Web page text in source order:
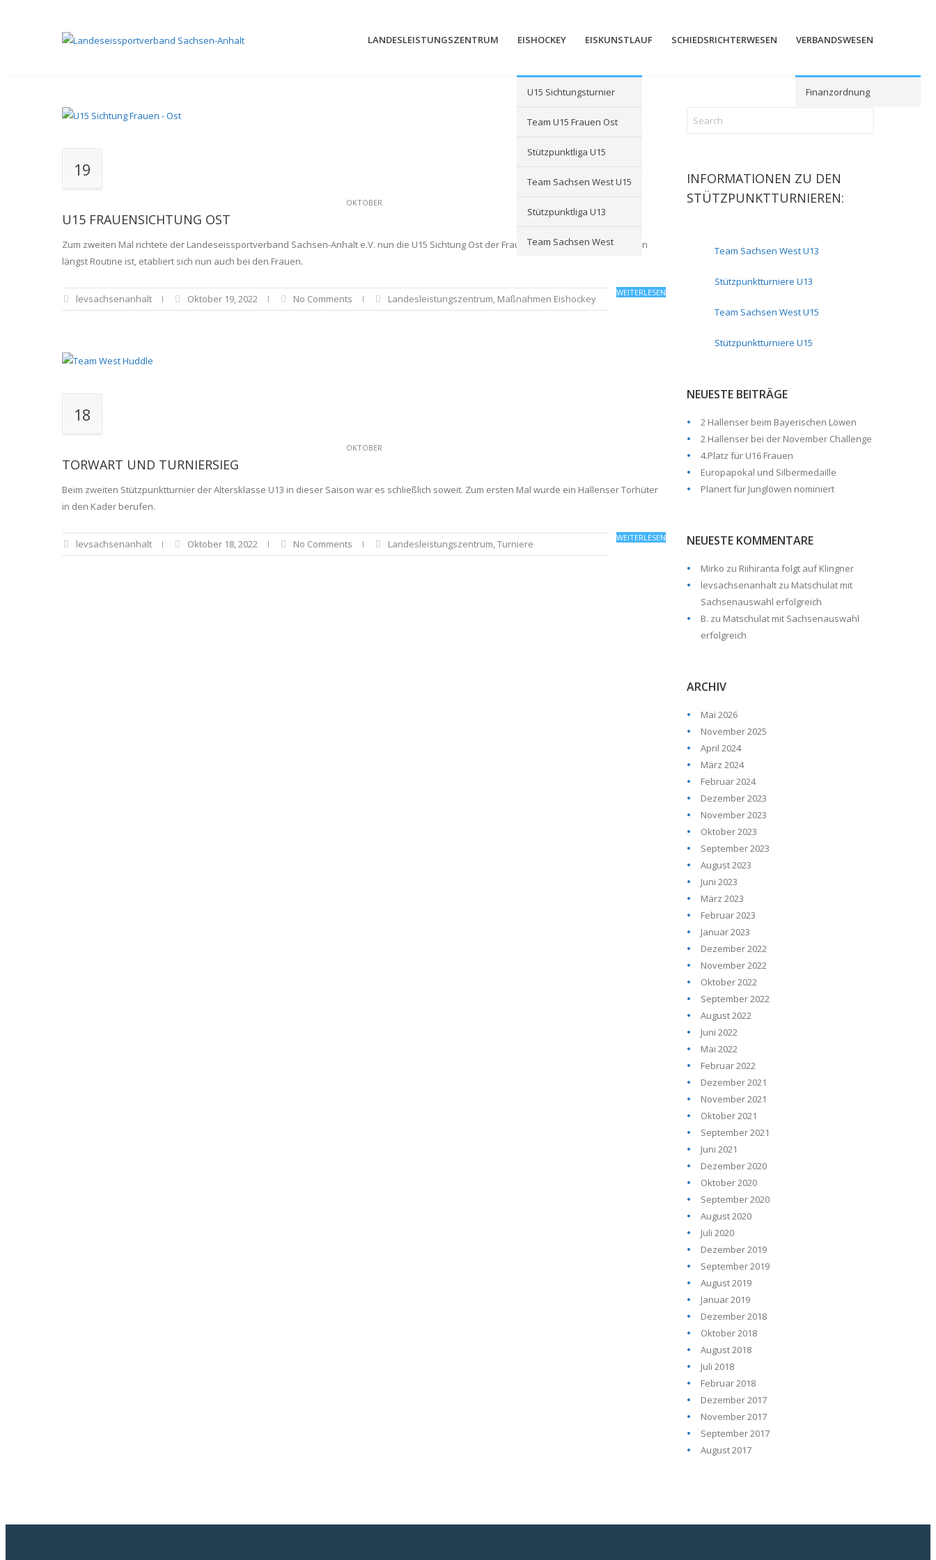
LANDESLEISTUNGSZENTRUM EISHOCKEY
U15 Sichtungsturnier
Team U15 Frauen Ost
Stützpunktliga U15
Team Sachsen West U15
Stützpunktliga U13
Team Sachsen West
EISKUNSTLAUF SCHIEDSRICHTERWESEN VERBANDSWESEN
Finanzordnung
19
OKTOBER
U15 FRAUENSICHTUNG OST
Zum zweiten Mal richtete der Landeseissportverband Sachsen-Anhalt e.V. nun die U15 Sichtung Ost der Frauen aus. Was bei den Männern
längst Routine ist, etabliert sich nun auch bei den Frauen.
WEITERLESEN
levsachsenanhalt Oktober 19, 2022 No Comments Landesleistungszentrum, Maßnahmen Eishockey
18
OKTOBER
TORWART UND TURNIERSIEG
Beim zweiten Stützpunktturnier der Altersklasse U13 in dieser Saison war es schließlich soweit. Zum ersten Mal wurde ein Hallenser Torhüter
in den Kader berufen.
WEITERLESEN
levsachsenanhalt Oktober 18, 2022 No Comments Landesleistungszentrum,Turniere
INFORMATIONEN ZU DEN
STÜTZPUNKTTURNIEREN:
Team Sachsen West U13
Stützpunktturniere U13
Team Sachsen West U15
Stützpunktturniere U15
NEUESTE BEITRÄGE
2 Hallenser beim Bayerischen Löwen
2 Hallenser bei der November Challenge
4.Platz für U16 Frauen
Europapokal und Silbermedaille
Planert für Junglöwen nominiert
NEUESTE KOMMENTARE
Mirko zu Riihiranta folgt auf Klingner
levsachsenanhalt zu Matschulat mit
Sachsenauswahl erfolgreich
B. zu Matschulat mit Sachsenauswahl
erfolgreich
ARCHIV
Mai 2026
November 2025
April 2024
März 2024
Februar 2024
Dezember 2023
November 2023
Oktober 2023
September 2023
August 2023
Juni 2023
März 2023
Februar 2023
Januar 2023
Dezember 2022
November 2022
Oktober 2022
September 2022
August 2022
Juni 2022
Mai 2022
Februar 2022
Dezember 2021
November 2021
Oktober 2021
September 2021
Juni 2021
Dezember 2020
Oktober 2020
September 2020
August 2020
Juli 2020
Dezember 2019
September 2019
August 2019
Januar 2019
Dezember 2018
Oktober 2018
August 2018
Juli 2018
Februar 2018
Dezember 2017
November 2017
September 2017
August 2017